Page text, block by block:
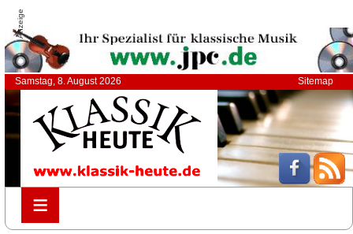
Anzeige
Samstag, 8. August 2026 Sitemap
≡
≡